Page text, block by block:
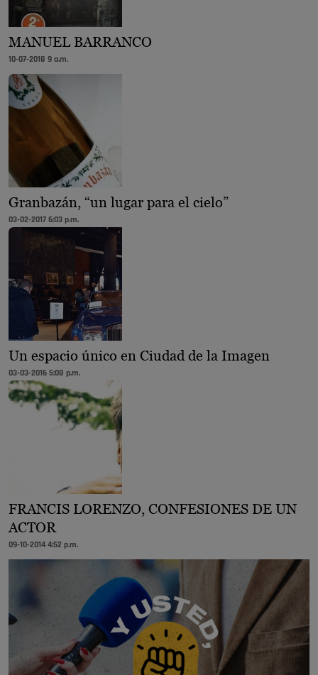
MANUEL BARRANCO
10-07-2018 9 a.m.
Granbazán, “un lugar para el cielo”
03-02-2017 6:03 p.m.
Un espacio único en Ciudad de la Imagen
03-03-2016 5:08 p.m.
FRANCIS LORENZO, CONFESIONES DE UN
ACTOR
09-10-2014 4:52 p.m.